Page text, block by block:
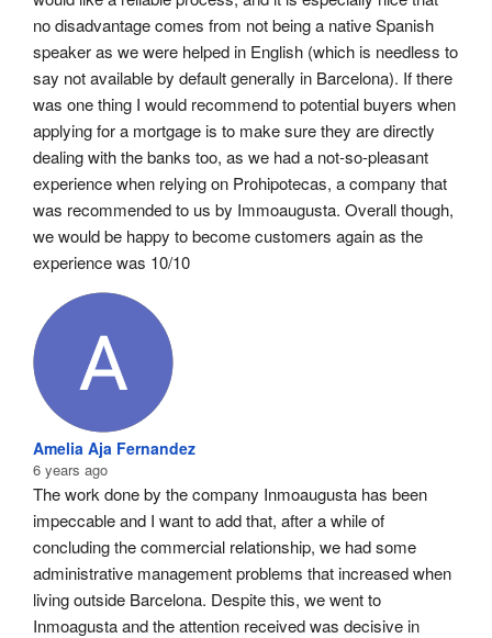
no disadvantage comes from not being a native Spanish
speaker as we were helped in English (which is needless to
say not available by default generally in Barcelona). If there
was one thing I would recommend to potential buyers when
applying for a mortgage is to make sure they are directly
dealing with the banks too, as we had a not-so-pleasant
experience when relying on Prohipotecas, a company that
was recommended to us by Immoaugusta. Overall though,
we would be happy to become customers again as the
experience was 10/10
Amelia Aja Fernandez
6 years ago
The work done by the company Inmoaugusta has been
impeccable and I want to add that, after a while of
concluding the commercial relationship, we had some
administrative management problems that increased when
living outside Barcelona. Despite this, we went to
Inmoagusta and the attention received was decisive in